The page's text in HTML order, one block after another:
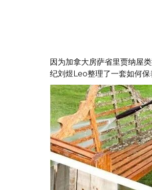
因为加拿大房萨省里贾纳屋
纪刘煜Leo整理了一套如何保